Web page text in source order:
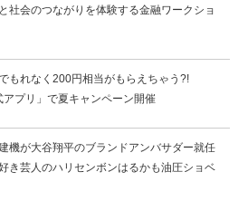
社会のつながりを体験する金融ワークショ
もれなく200円相当がもらえちゃう?!
アプリ」で夏キャンペーン開催
機が大谷翔平のブランドアンバサダー就任
き芸人のハリセンボンはるかも油圧ショベ